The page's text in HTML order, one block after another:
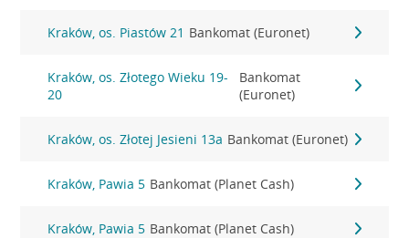
Kraków, os. Piastów 21 Bankomat (Euronet)
Kraków, os. Złotego Wieku 19-
20
Bankomat
(Euronet)
Kraków, os. Złotej Jesieni 13a Bankomat (Euronet)
Kraków, Pawia 5 Bankomat (Planet Cash)
Kraków, Pawia 5 Bankomat (Planet Cash)